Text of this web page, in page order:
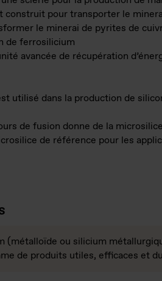
construit pour transporter le
le minerai de pyrites de
de ferrosilicium
avancée de récupération
utilisé dans la production de
de fusion donne de la
de référence pour les
(métalloïde ou silicium
de produits utiles, efficaces et